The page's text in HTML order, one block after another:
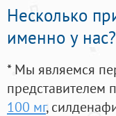
Несколько
именно у нас?
* Мы являемся
100 мг,